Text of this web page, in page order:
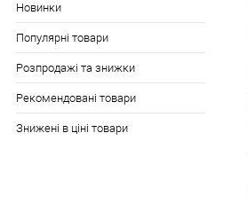
Новинки
Популярні товари
Розпродажі та знижки
Рекомендовані товари
Знижені в ціні товари